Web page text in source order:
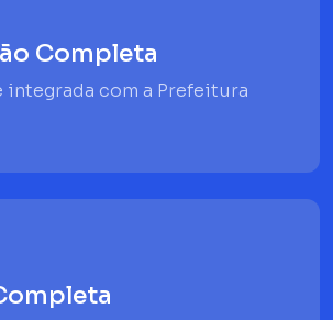
Completa
integrada com a Prefeitura